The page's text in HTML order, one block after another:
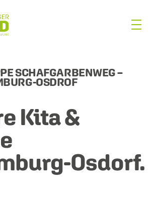
SCHAFGARBENWEG –
OSDROF
Kita &
Osdorf.